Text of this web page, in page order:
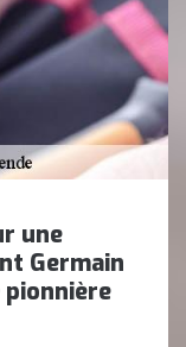
une
Germain
pionnière